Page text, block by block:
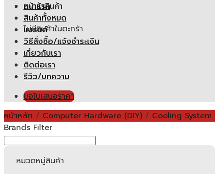
ตะกร้าสินค้า
ไม่มีสินค้าในตะกร้า
หน้าแรก
สินค้าทั้งหมด
แบรนด์
วิธีสั่งซื้อ/แจ้งชำระเงิน
เกี่ยวกับเรา
ติดต่อเรา
รีวิว/บทความ
ขอใบเสนอราคา
หน้าหลัก / Computer Hardware (DIY) / Cooling System
Brands Filter
หมวดหมู่สินค้า